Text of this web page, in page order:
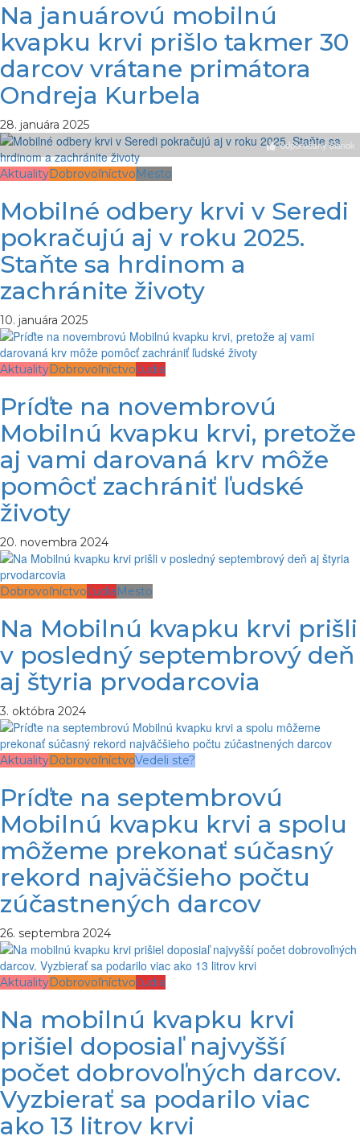
Na januárovú mobilnú
kvapku krvi prišlo takmer 30
darcov vrátane primátora
Ondreja Kurbela
28. januára 2025
odporúčaný článok
AktualityDobrovoľníctvo Mesto
Mobilné odbery krvi v Seredi
pokračujú aj v roku 2025.
Staňte sa hrdinom a
zachránite životy
10. januára 2025
AktualityDobrovoľníctvoĽudia
Príďte na novembrovú
Mobilnú kvapku krvi, pretože
aj vami darovaná krv môže
pomôcť zachrániť ľudské
životy
20. novembra 2024
DobrovoľníctvoĽudia Mesto
Na Mobilnú kvapku krvi prišli
v posledný septembrový deň
aj štyria prvodarcovia
3. októbra 2024
AktualityDobrovoľníctvoVedeli ste?
Príďte na septembrovú
Mobilnú kvapku krvi a spolu
môžeme prekonať súčasný
rekord najväčšieho počtu
zúčastnených darcov
26. septembra 2024
AktualityDobrovoľníctvoĽudia
Na mobilnú kvapku krvi
prišiel doposiaľ najvyšší
počet dobrovoľných darcov.
Vyzbierať sa podarilo viac
ako 13 litrov krvi